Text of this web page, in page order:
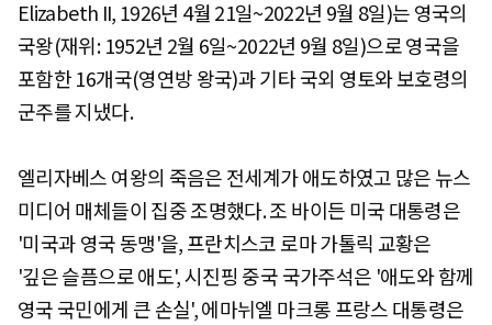
Elizabeth II, 1926년 4월 21일~2022년 9월 8일)는 영국의
국왕(재위: 1952년 2월 6일~2022년 9월 8일)으로 영국을
포함한 16개국(영연방 왕국)과 기타 국외 영토와 보호령의
군주를 지냈다.
엘리자베스 여왕의 죽음은 전세계가 애도하였고 많은 뉴스
미디어 매체들이 집중 조명했다. 조 바이든 미국 대통령은
'미국과 영국 동맹'을, 프란치스코 로마 가톨릭 교황은
'깊은 슬픔으로 애도', 시진핑 중국 국가주석은 '애도와 함께
영국 국민에게 큰 손실', 에마뉘엘 마크롱 프랑스 대통령은